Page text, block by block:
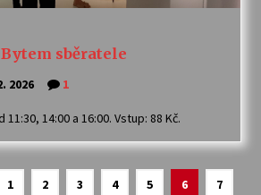
sběratele
2026 1
11:30, 14:00 a 16:00. Vstup: 88 Kč.
1 2 3 4 5 6
7